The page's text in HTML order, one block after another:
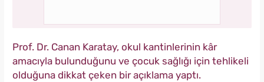
Prof. Dr. Canan Karatay, okul kantinlerinin kâr
amacıyla bulunduğunu ve çocuk sağlığı için tehlikeli
olduğuna dikkat çeken bir açıklama yaptı.